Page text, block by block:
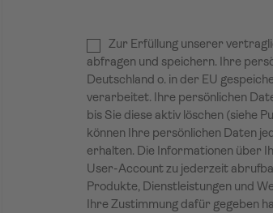
Zur Erfüllung unserer
abfragen und speichern. Ihre
Deutschland o. in der EU
verarbeitet. Ihre persönlichen
bis Sie diese aktiv löschen (siehe
können Ihre persönlichen Daten
erhalten. Die Informationen über
User-Account zu jederzeit
Produkte, Dienstleistungen und
Ihre Zustimmung dafür gegeben